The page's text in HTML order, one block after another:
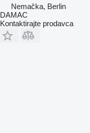
Nemačka, Berlin
DAMAC
Kontaktirajte prodavca